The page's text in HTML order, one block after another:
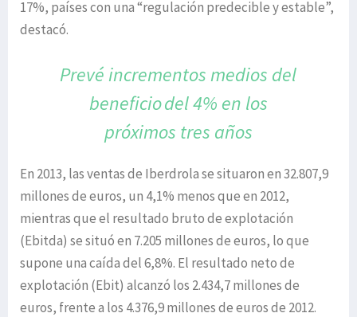
17%, países con una “regulación predecible y estable”,
destacó.
Prevé incrementos medios del
beneficiodel 4% en los
próximos tres años
En 2013, las ventas de Iberdrola se situaron en 32.807,9
millones de euros, un 4,1% menos que en 2012,
mientras que el resultado bruto de explotación
(Ebitda) se situó en 7.205 millones de euros, lo que
supone una caída del 6,8%. El resultado neto de
explotación (Ebit) alcanzó los 2.434,7 millones de
euros, frente a los 4.376,9 millones de euros de 2012.